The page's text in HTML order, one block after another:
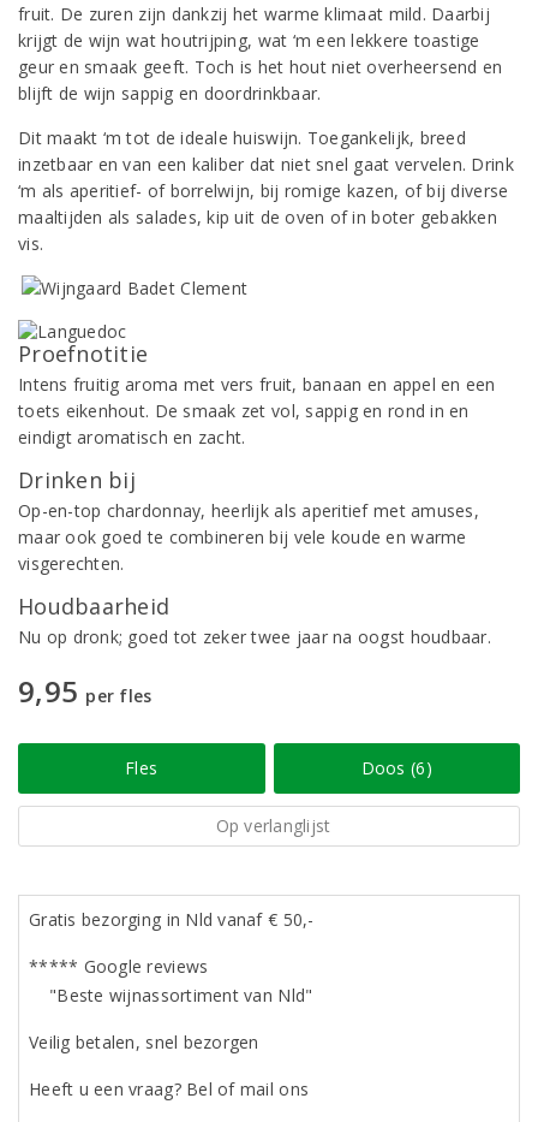
fruit. De zuren zijn dankzij het warme klimaat mild. Daarbij
krijgt de wijn wat houtrijping, wat ‘m een lekkere toastige
geur en smaak geeft. Toch is het hout niet overheersend en
blijft de wijn sappig en doordrinkbaar.
Dit maakt ‘m tot de ideale huiswijn. Toegankelijk, breed
inzetbaar en van een kaliber dat niet snel gaat vervelen. Drink
‘m als aperitief- of borrelwijn, bij romige kazen, of bij diverse
maaltijden als salades, kip uit de oven of in boter gebakken
vis.
Proefnotitie
Intens fruitig aroma met vers fruit, banaan en appel en een
toets eikenhout. De smaak zet vol, sappig en rond in en
eindigt aromatisch en zacht.
Drinken bij
Op-en-top chardonnay, heerlijk als aperitief met amuses,
maar ook goed te combineren bij vele koude en warme
visgerechten.
Houdbaarheid
Nu op dronk; goed tot zeker twee jaar na oogst houdbaar.
9,95 per fles
Fles Doos (6)
Op verlanglijst
Gratis bezorging in Nld vanaf € 50,-
***** Google reviews
"Beste wijnassortiment van Nld"
Veilig betalen, snel bezorgen
Heeft u een vraag? Bel of mail ons